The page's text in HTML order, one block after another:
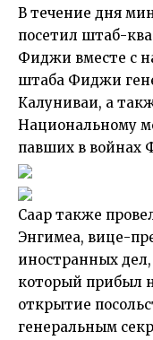
В течение дня
посетил штаб-
Фиджи вместе с
штаба Фиджи
Калуниваи, а
Национальному
павших в войнах
Саар также
Энгимеа, вице-
иностранных
который прибыл
открытие
генеральным